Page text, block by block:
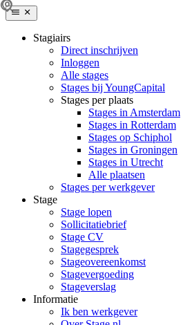
Stagiairs
Direct inschrijven
Inloggen
Alle stages
Stages bij YoungCapital
Stages per plaats
Stages in Amsterdam
Stages in Rotterdam
Stages op Schiphol
Stages in Groningen
Stages in Utrecht
Alle plaatsen
Stages per werkgever
Stage
Stage lopen
Sollicitatiebrief
Stage CV
Stagegesprek
Stageovereenkomst
Stagevergoeding
Stageverslag
Informatie
Ik ben werkgever